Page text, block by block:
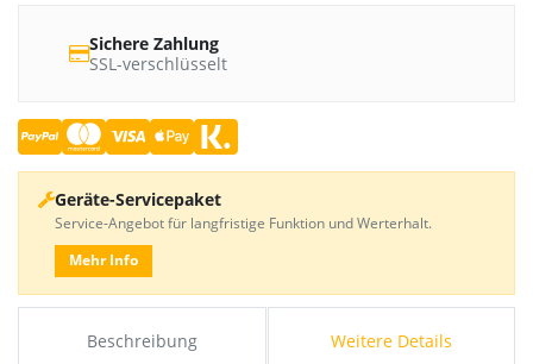
Beschreibung Weitere Details
Sichere Zahlung
SSL-verschlüsselt
Geräte-Servicepaket
Service-Angebot für langfristige Funktion und Werterhalt.
Mehr Info